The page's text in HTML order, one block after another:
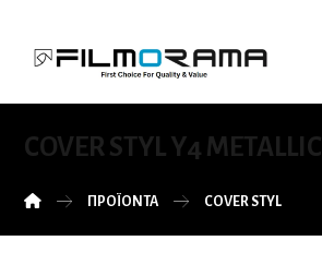
COVER STYL Y4 METALLIC
ΠΡΟΪΌΝΤΑ COVER STYL